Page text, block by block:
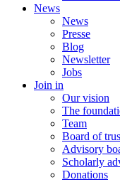
News
News
Presse
Blog
Newsletter
Jobs
Join in
Our vision
The
Team
Board of
Advisory
Scholarly
Donations